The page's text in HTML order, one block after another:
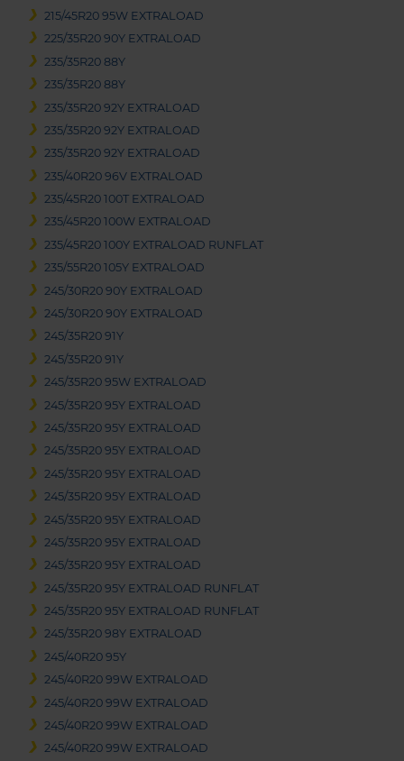
215/45R20 95W EXTRALOAD
225/35R20 90Y EXTRALOAD
235/35R20 88Y
235/35R20 88Y
235/35R20 92Y EXTRALOAD
235/35R20 92Y EXTRALOAD
235/35R20 92Y EXTRALOAD
235/40R20 96V EXTRALOAD
235/45R20 100T EXTRALOAD
235/45R20 100W EXTRALOAD
235/45R20 100Y EXTRALOAD RUNFLAT
235/55R20 105Y EXTRALOAD
245/30R20 90Y EXTRALOAD
245/30R20 90Y EXTRALOAD
245/35R20 91Y
245/35R20 91Y
245/35R20 95W EXTRALOAD
245/35R20 95Y EXTRALOAD
245/35R20 95Y EXTRALOAD
245/35R20 95Y EXTRALOAD
245/35R20 95Y EXTRALOAD
245/35R20 95Y EXTRALOAD
245/35R20 95Y EXTRALOAD
245/35R20 95Y EXTRALOAD
245/35R20 95Y EXTRALOAD
245/35R20 95Y EXTRALOAD RUNFLAT
245/35R20 95Y EXTRALOAD RUNFLAT
245/35R20 98Y EXTRALOAD
245/40R20 95Y
245/40R20 99W EXTRALOAD
245/40R20 99W EXTRALOAD
245/40R20 99W EXTRALOAD
245/40R20 99W EXTRALOAD